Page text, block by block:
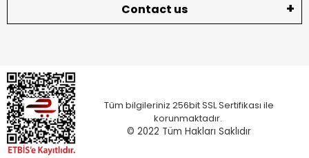
Contact us
Tüm bilgileriniz 256bit SSL Sertifikası ile
korunmaktadır.
© 2022 Tüm Hakları Saklıdır